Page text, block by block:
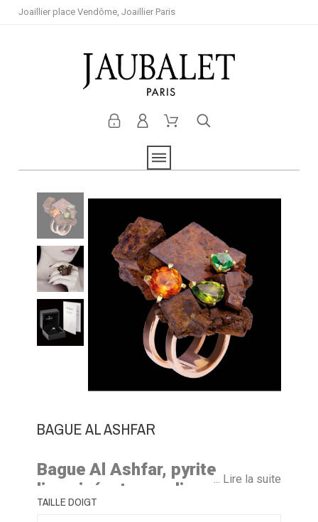
Joaillier place Vendôme, Joaillier Paris
BAGUE AL ASHFAR
Bague Al Ashfar, pyrite
limonisée, tourmaline, péridot,
citrine et or rouge, mon étoile
... Lire la suite
TAILLE DOIGT